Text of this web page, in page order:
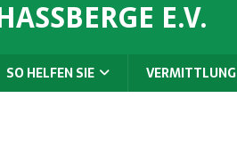
E.V.
SO HELFEN SIE VERMITTLUNG